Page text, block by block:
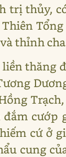
trị thủy,
thỉnh
thăng
cướp
cứ ở
cung